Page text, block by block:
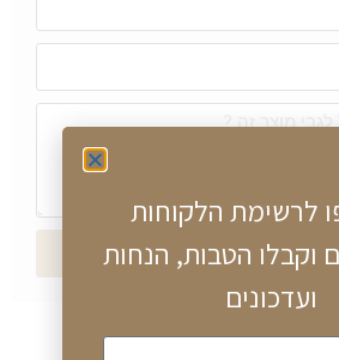
שליחה
בוס BOSS
לרשימת הלקוחות
וקבלו הטבות, הנחות
ועדכונים